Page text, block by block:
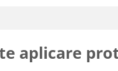
aplicare